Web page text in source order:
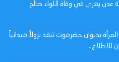
عدن يعزي في وفاة اللواء صالح
بديوان حضرموت تنفذ نزولاً ميدانياً
للاطلاع..